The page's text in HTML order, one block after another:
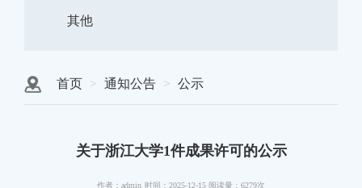
其他
首页 通知公告 公示
关于浙江大学1件成果许可的公示
作者：admin 时间：2025-12-15 阅读量：6279次